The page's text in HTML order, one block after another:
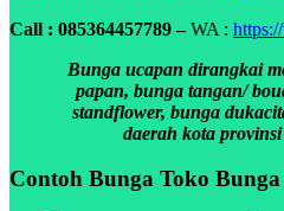
Call : 085364457789 –WA :
Bunga ucapan dirangkai
papan, bunga tangan/
standflower, bunga
daerah kota
Contoh Bunga Toko